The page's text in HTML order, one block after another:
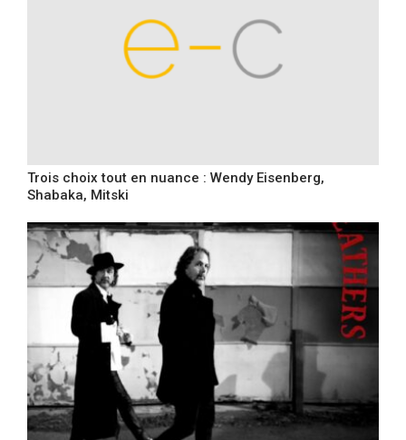
Trois choix tout en nuance : Wendy Eisenberg,
Shabaka, Mitski